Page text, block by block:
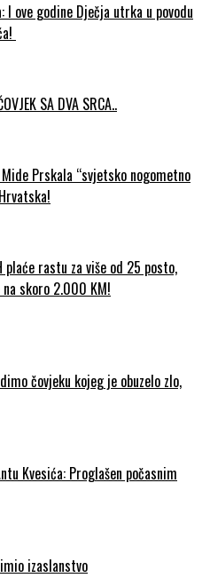
I ove godine Dječja utrka u povodu
SA DVA SRCA..
Prskala “svjetsko nogometno
plaće rastu za više od 25 posto,
skoro 2.000 KM!
čovjeku kojeg je obuzelo zlo,
Kvesića: Proglašen počasnim
izaslanstvo